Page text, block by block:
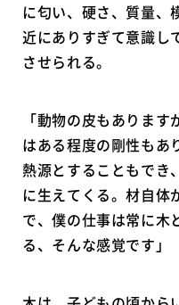
に匂い、硬さ、質量、
近にありすぎて意識し
させられる。
「動物の皮もありま
はある程度の剛性もあ
熱源とすることもでき
に生えてくる。材自体
で、僕の仕事は常に木
る、そんな感覚です」